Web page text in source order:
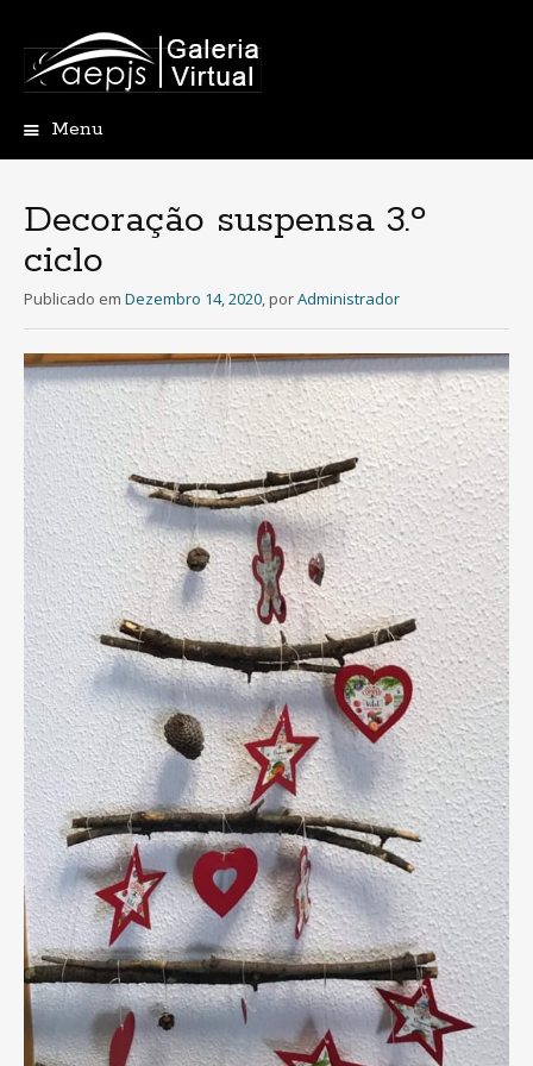
Menu
conteúdo
Decoração suspensa 3.º
ciclo
Publicado em Dezembro 14, 2020, porAdministrador